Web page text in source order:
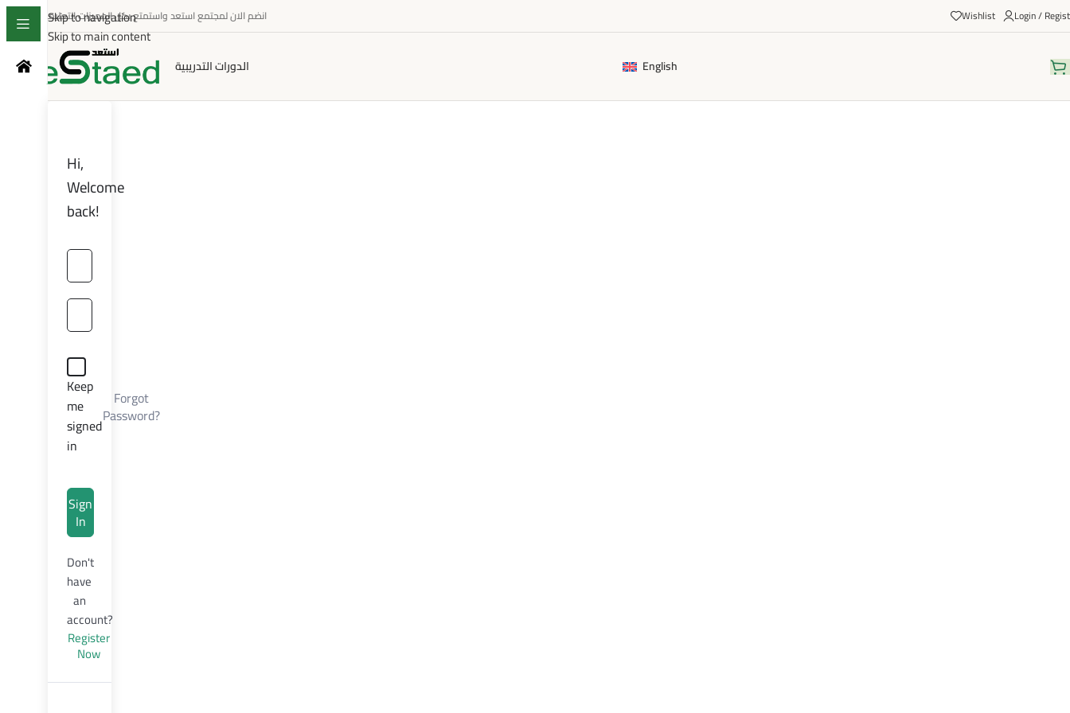
Skip to navigation
Skip to main content
انضم الان لمجتمع استعد واستمتع بكل المميزات التعليمية Wishlist Login /
الدورات التدريبية English
Hi,
Welcome
back!
Keep
me
signed
in
Forgot
Password?
Sign
In
Don't
have
an
account?
Register
Now